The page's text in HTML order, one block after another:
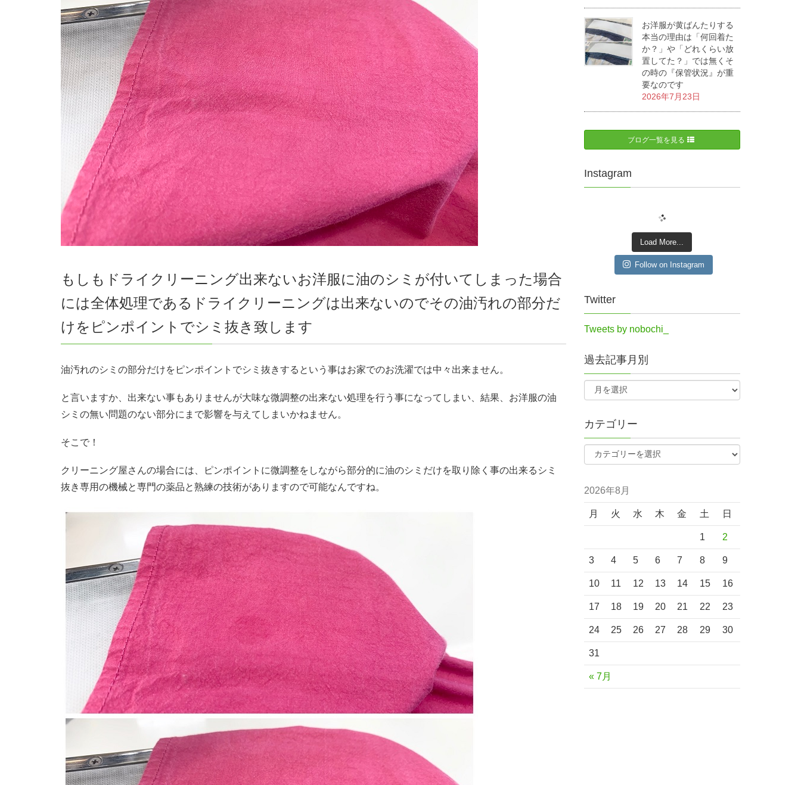
もしもドライクリーニング出来ないお洋服に油のシミが付いてしまった場合
には全体処理であるドライクリーニングは出来ないのでその油汚れの部分だ
けをピンポイントでシミ抜き致します
油汚れのシミの部分だけをピンポイントでシミ抜きするという事はお家でのお洗濯では中々出来ません。
と言いますか、出来ない事もありませんが大味な微調整の出来ない処理を行う事になってしまい、結果、お洋服の油
シミの無い問題のない部分にまで影響を与えてしまいかねません。
そこで！
クリーニング屋さんの場合には、ピンポイントに微調整をしながら部分的に油のシミだけを取り除く事の出来るシミ
抜き専用の機械と専門の薬品と熟練の技術がありますので可能なんですね。
お洋服が黄ばんたりする
本当の理由は「何回着た
か？」や「どれくらい放
置してた？」では無くそ
の時の『保管状況』が重
要なのです
2026年7月23日
ブログ一覧を見る
Instagram
Load More...
Follow on Instagram
Twitter
Tweets by nobochi_
過去記事月別
カテゴリー
2026年8月
月 火 水 木 金 土 日
« 7月
1 2
3 4 5 6 7 8 9
10 11 12 13 14 15 16
17 18 19 20 21 22 23
24 25 26 27 28 29 30
31